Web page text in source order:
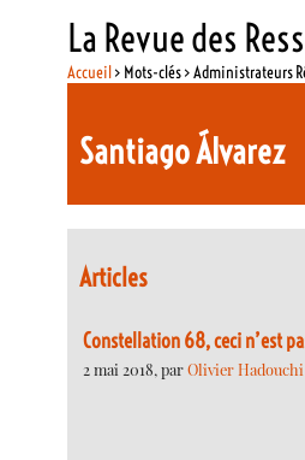
La Revue des
Accueil> Mots-clés > Administrateurs
Santiago Álvarez
Articles
Constellation 68, ceci n’est
2 mai 2018, parOlivier Hadouchi